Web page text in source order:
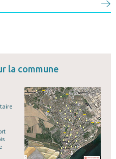
la commune